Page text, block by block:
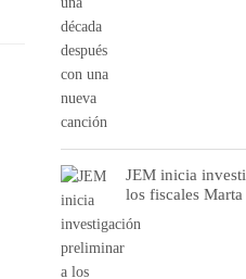
JEM inicia
los fiscales